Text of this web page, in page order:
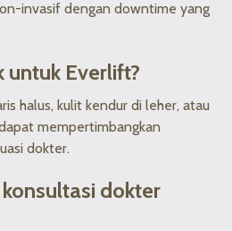
invasif dengan downtime yang
untuk Everlift?
halus, kulit kendur di leher, atau
mempertimbangkan
dokter.
dokter